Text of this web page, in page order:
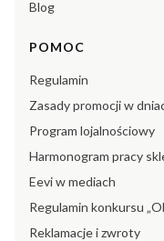
Blog
POMOC
Regulamin
Zasady promocji w
Program lojalnościowy
Harmonogram pracy
Eevi w mediach
Regulamin konkursu
Reklamacje i zwroty